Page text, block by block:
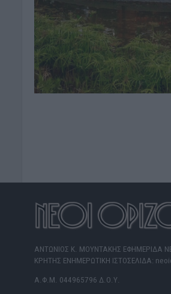
ΑΝΤΩΝΙΟΣ Κ. ΜΟΥΝΤΑΚΗΣ ΕΦΗΜΕΡΙΔΑ
ΚΡΗΤΗΣ ΕΝΗΜΕΡΩΤΙΚΗ ΙΣΤΟΣΕΛΙΔΑ:
Α.Φ.Μ. 044965796 Δ.Ο.Υ.